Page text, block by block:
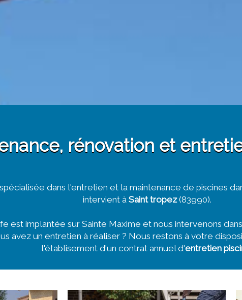
rénovation et
dans l'entretien et la maintenance de piscines
intervient à Saint tropez(83990).
est implantée sur Sainte Maxime et nous intervenons
avez un entretien à réaliser ? Nous restons à votre
l'établisement d'un contrat annuel d'entretien